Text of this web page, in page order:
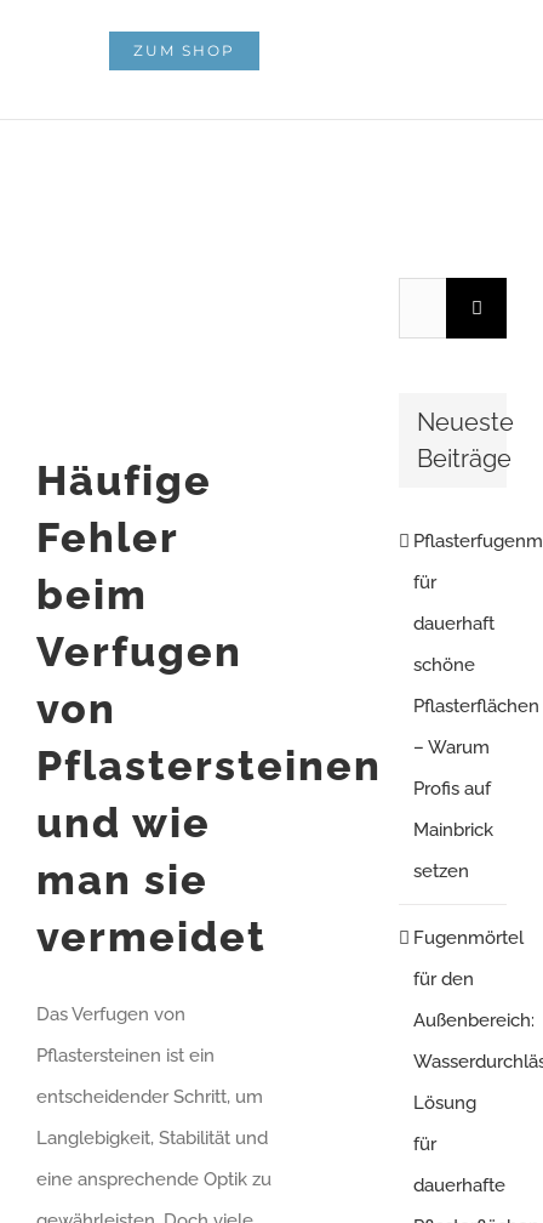
ZUM SHOP
Häufige
Fehler
beim
Verfugen
von
Pflastersteinen
und wie
man sie
vermeidet
Das Verfugen von
Pflastersteinen ist ein
entscheidender Schritt, um
Langlebigkeit, Stabilität und
eine ansprechende Optik zu
nach:
Neueste
Beiträge
für
dauerhaft
schöne
Pflasterflächen
– Warum
Profis auf
Mainbrick
setzen
Fugenmörtel
für den
Außenbereich:
Lösung
für
dauerhafte